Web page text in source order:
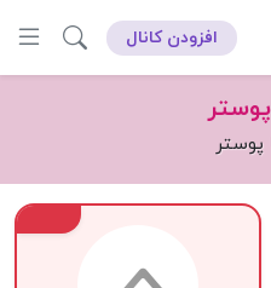
افزودن کانال
پوستر